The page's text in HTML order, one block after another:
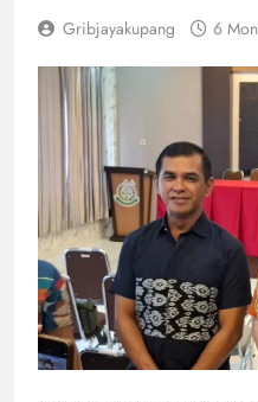
Gribjayakupang 6